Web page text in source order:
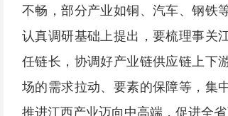
不畅，部分产业如铜、汽车、钢铁
认真调研基础上提出，要梳理事关
任链长，协调好产业链供应链上下
场的需求拉动、要素的保障等，集
推进江西产业迈向中高端，促进全